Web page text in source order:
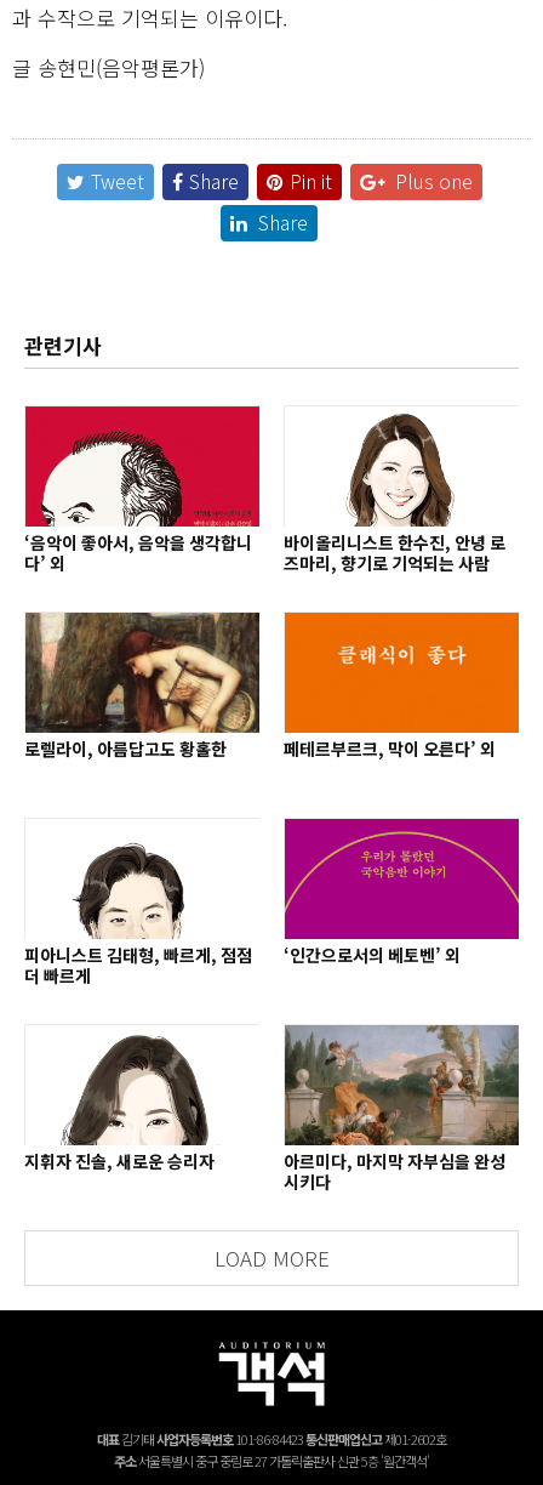
과 수작으로 기억되는 이유이다.
글 송현민(음악평론가)
Tweet Share Pin it
Plus one
Share
관련기사
‘음악이 좋아서, 음악을 생각합니
다’ 외
바이올리니스트 한수진, 안녕 로
즈마리, 향기로 기억되는 사람
로렐라이, 아름답고도 황홀한 페테르부르크, 막이 오른다’ 외
피아니스트 김태형, 빠르게, 점점
더 빠르게
‘인간으로서의 베토벤’ 외
지휘자 진솔, 새로운 승리자
아르미다, 마지막 자부심을 완성
시키다
LOAD MORE
대표김기태사업자등록번호101-86-84423통신판매업신고제01-2602호
주소서울특별시 중구 중림로 27 가톨릭출판사 신관 5층 '월간객석'